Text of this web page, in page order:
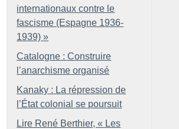
internationaux contre le
fascisme (Espagne 1936-
1939) »
Catalogne : Construire
l’anarchisme organisé
Kanaky : La répression de
l’État colonial se poursuit
Lire René Berthier, « Les